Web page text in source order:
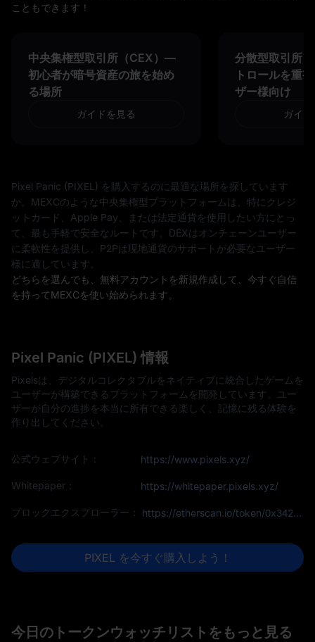
こともできます！
中央集権型取引所（CEX）—
初心者が暗号資産の旅を始め
る場所
ガイドを見る
分散型取引所
トロールを重
ザー様向け
ガイ
Pixel Panic (PIXEL) を購入するのに最適な場所を探しています
か。MEXCのような中央集権型プラットフォームは、特にクレジ
ットカード、Apple Pay、または法定通貨を使用したい方にとっ
て、最も手軽で安全なルートです。DEXはオンチェーンユーザー
に柔軟性を提供し、P2Pは現地通貨のサポートが必要なユーザー
様に適しています。
どちらを選んでも、無料アカウントを新規作成して、今すぐ自信
を持ってMEXCを使い始められます。
Pixel Panic (PIXEL) 情報
Pixelsは、デジタルコレクタブルをネイティブに統合したゲームを
ユーザーが構築できるプラットフォームを開発しています。ユー
ザーが自分の進捗を本当に所有できる楽しく、記憶に残る体験を
作り出してください。
公式ウェブサイト： https://www.pixels.xyz/
Whitepaper： https://whitepaper.pixels.xyz/
ブロックエクスプローラー： https://etherscan.io/token/0x3429d03c6F7521AeC737a0BBF2E5ddcef2C3Ae31
PIXEL を今すぐ購入しよう！
今日のトークンウォッチリストをもっと見る